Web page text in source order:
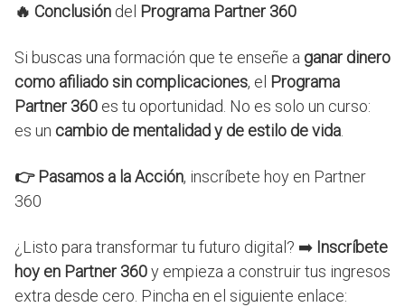
🔥 Conclusión del Programa Partner 360
Si buscas una formación que te enseñe a ganar dinero
como afiliado sin complicaciones, el Programa
Partner 360 es tu oportunidad. No es solo un curso:
es un cambio de mentalidad y de estilo de vida
👉 Pasamos a la Acción, inscríbete hoy en Partner
360
¿Listo para transformar tu futuro digital? ➡️ Inscríbete
hoy en Partner 360y empieza a construir tus ingresos
extra desde cero. Pincha en el siguiente enlace: